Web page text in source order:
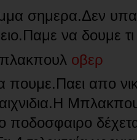
σημερα.Δεν
να δουμε
οβερ
πουμε.Παει απο
ποδοσφαιρο